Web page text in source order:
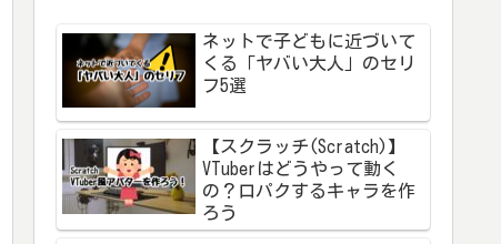
ネットで子どもに近づいて
くる「ヤバい大人」のセリ
フ5選
【スクラッチ(Scratch)】
VTuberはどうやって動く
の？口パクするキャラを作
ろう